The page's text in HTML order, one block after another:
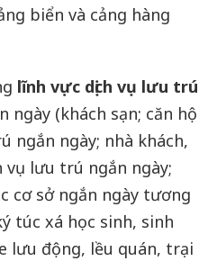
biển và cảng hàng
lĩnh vực dịch vụ lưu trú
ngày (khách sạn; căn hộ
ngắn ngày; nhà khách,
vụ lưu trú ngắn ngày;
cơ sở ngắn ngày tương
túc xá học sinh, sinh
lưu động, lều quán, trại